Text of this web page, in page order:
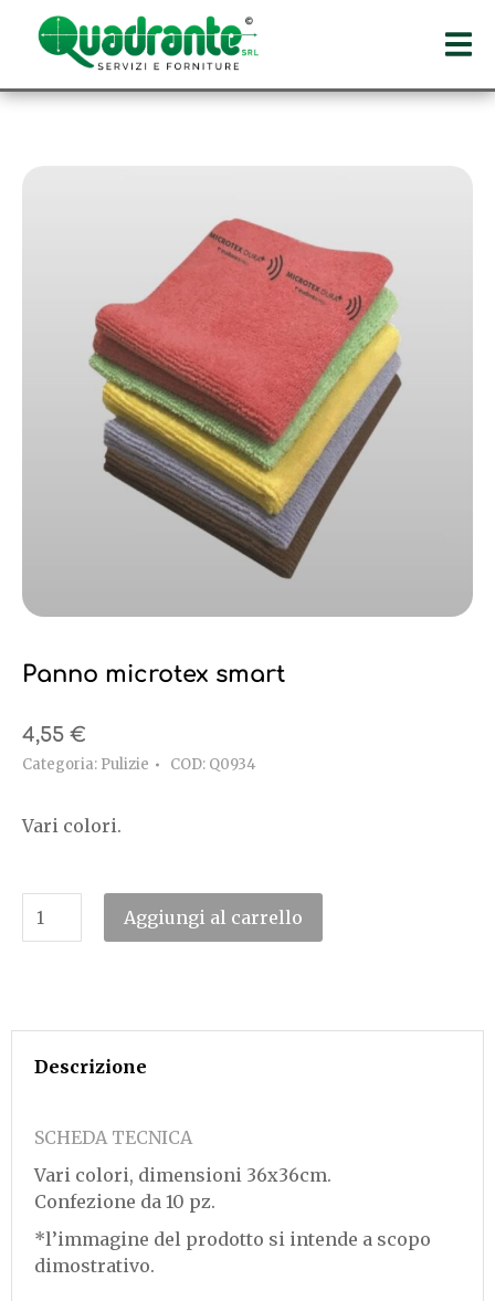
Panno microtex smart
4,55 €
Categoria: Pulizie COD: Q0934
Vari colori.
Aggiungi al carrello
Descrizione
SCHEDA TECNICA
Vari colori, dimensioni 36x36cm.
Confezione da 10 pz.
*l’immagine del prodotto si intende a scopo
dimostrativo.